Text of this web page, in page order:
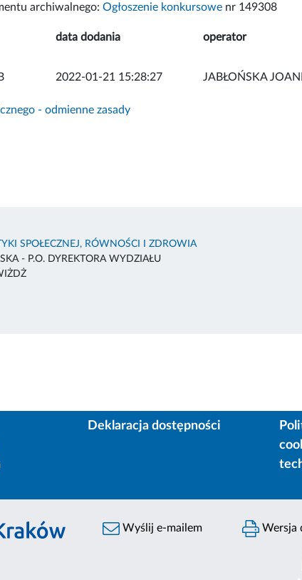
archiwalnego: Ogłoszenie konkursowe nr 149308
data dodania operator
2022-01-21 15:28:27 JABŁOŃSKA
- odmienne zasady
SPOŁECZNEJ, RÓWNOŚCI I ZDROWIA
- P.O. DYREKTORA WYDZIAŁU
Deklaracja dostępności
Wyślij e-mailem Wersja